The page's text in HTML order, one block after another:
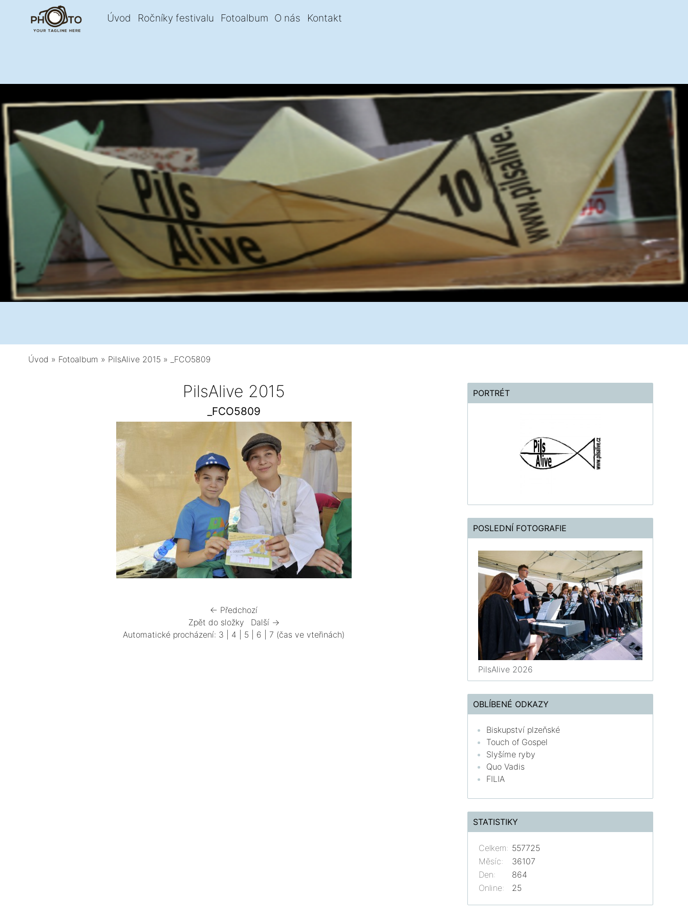
Úvod Ročníky festivalu Fotoalbum O nás Kontakt
Úvod » Fotoalbum » PilsAlive 2015 » _FCO5809
PilsAlive 2015
_FCO5809
← Předchozí
Zpět do složky
Další →
Automatické procházení: 3 4 5 6 7 (čas ve vteřinách)
PORTRÉT
POSLEDNÍ FOTOGRAFIE
PilsAlive 2026
OBLÍBENÉ ODKAZY
Biskupství plzeňské
Touch of Gospel
Slyšíme ryby
Quo Vadis
FILIA
STATISTIKY
Online: 25
Celkem: 557725
Měsíc:
36107
Den:
864